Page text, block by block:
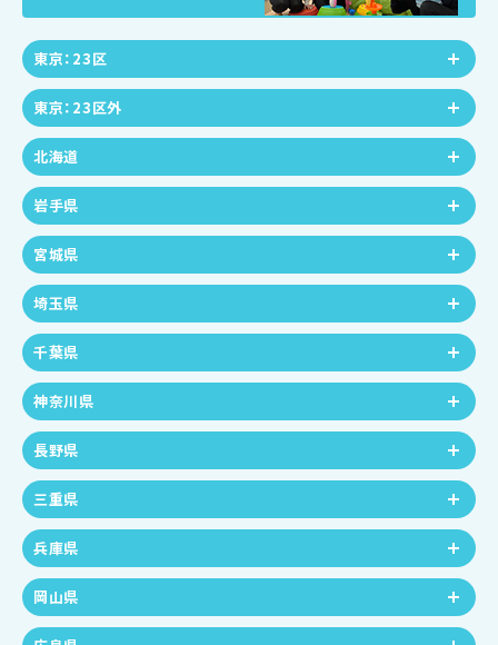
東京：23区
東京：23区外
北海道
岩手県
宮城県
埼玉県
千葉県
神奈川県
長野県
三重県
兵庫県
岡山県